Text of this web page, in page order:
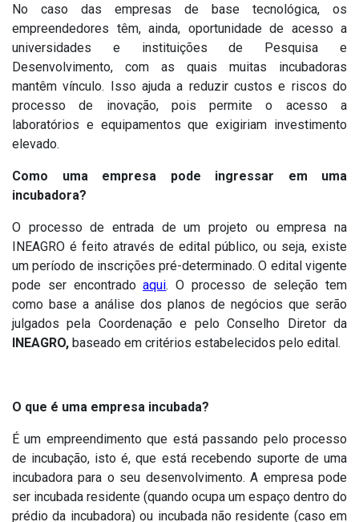
No caso das empresas de base tecnológica, os
empreendedores têm, ainda, oportunidade de acesso a
universidades e instituições de Pesquisa e
Desenvolvimento, com as quais muitas incubadoras
mantêm vínculo. Isso ajuda a reduzir custos e riscos do
processo de inovação, pois permite o acesso a
laboratórios e equipamentos que exigiriam investimento
elevado.
Como uma empresa pode ingressar em uma
incubadora?
O processo de entrada de um projeto ou empresa na
INEAGRO é feito através de edital público, ou seja, existe
um período de inscrições pré-determinado. O edital vigente
pode ser encontradoaqui. O processo de seleção tem
como base a análise dos planos de negócios que serão
julgados pela Coordenação e pelo Conselho Diretor da
INEAGRO, baseado em critérios estabelecidos pelo edital.
O que é uma empresa incubada?
É um empreendimento que está passando pelo processo
de incubação, isto é, que está recebendo suporte de uma
incubadora para o seu desenvolvimento. A empresa pode
ser incubada residente (quando ocupa um espaço dentro do
prédio da incubadora) ou incubada não residente (caso em